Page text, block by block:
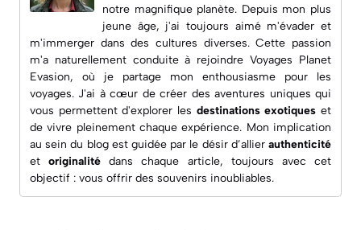
notre magnifique planète. Depuis mon plus
jeune âge, j'ai toujours aimé m'évader et
m'immerger dans des cultures diverses. Cette passion
m'a naturellement conduite à rejoindreVoyages Planet
Evasion, où je partage mon enthousiasme pour les
voyages. J'ai à cœur de créer des aventures uniques qui
vous permettent d'explorer les destinations exotiques et
de vivre pleinement chaque expérience. Mon implication
au sein du blog est guidée par le désir d’allier authenticité
etoriginalité dans chaque article, toujours avec cet
objectif : vous offrir des souvenirs inoubliables.